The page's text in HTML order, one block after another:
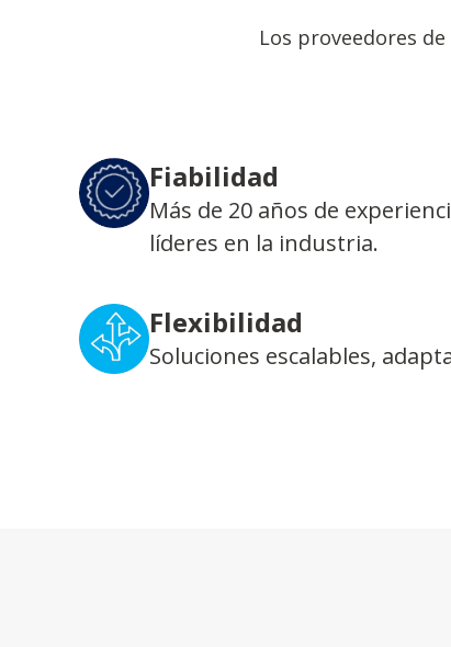
Los proveedores
Fiabilidad
Más de 20 años de
líderes en la industria.
Flexibilidad
Soluciones escalables,